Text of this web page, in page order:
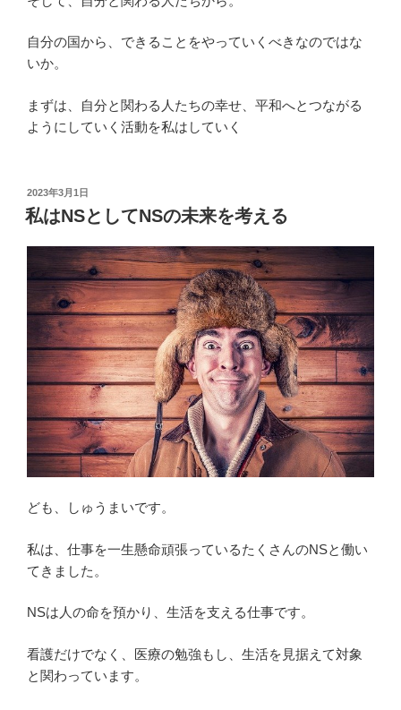
自分の国から、できることをやっていくべきなのではな
いか。
まずは、自分と関わる人たちの幸せ、平和へとつながる
ようにしていく活動を私はしていく
投
稿
日:
2023年3月1日
私はNSとしてNSの未来を考える
ども、しゅうまいです。
私は、仕事を一生懸命頑張っているたくさんのNSと働い
てきました。
NSは人の命を預かり、生活を支える仕事です。
看護だけでなく、医療の勉強もし、生活を見据えて対象
と関わっています。